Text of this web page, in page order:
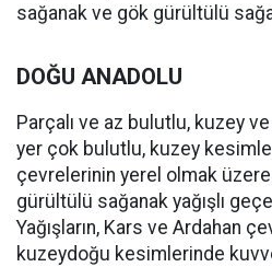
sağanak ve gök gürültülü
DOĞU ANADOLU
Parçalı ve az bulutlu, kuzey
yer çok bulutlu, kuzey
çevrelerinin yerel olmak
gürültülü sağanak yağışlı
Yağışların, Kars ve Ardahan
kuzeydoğu kesimlerinde